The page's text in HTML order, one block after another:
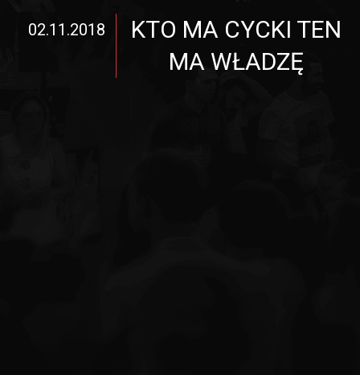
02.11.2018
KTO MA CYCKI TEN
MA WŁADZĘ